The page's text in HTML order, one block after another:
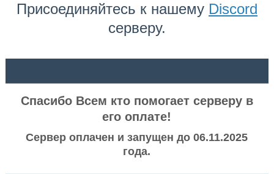
Присоединяйтесь к нашему Discord
серверу.
Спасибо Всем кто помогает серверу в
его оплате!
Сервер оплачен и запущен до 06.11.2025
года.